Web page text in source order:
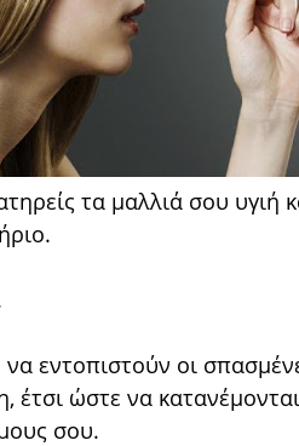
τα μαλλιά σου υγιή
να εντοπιστούν οι
έτσι ώστε να
σου.